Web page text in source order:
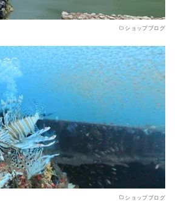
ショップブログ
ショップブログ